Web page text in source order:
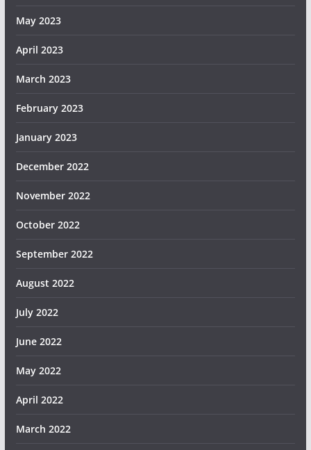
May 2023
April 2023
March 2023
February 2023
January 2023
December 2022
November 2022
October 2022
September 2022
August 2022
July 2022
June 2022
May 2022
April 2022
March 2022